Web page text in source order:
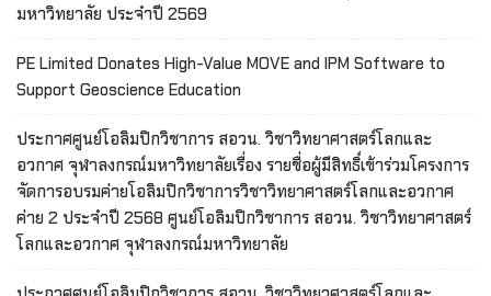
มหาวิทยาลัย ประจำปี 2569
PE Limited Donates High-Value MOVE and IPM Software to
Support Geoscience Education
ประกาศศูนย์โอลิมปิกวิชาการ สอวน. วิชาวิทยาศาสตร์โลกและ
อวกาศ จุฬาลงกรณ์มหาวิทยาลัยเรื่อง รายชื่อผู้มีสิทธิ์เข้าร่วมโครงการ
จัดการอบรมค่ายโอลิมปิกวิชาการวิชาวิทยาศาสตร์โลกและอวกาศ
ค่าย 2 ประจำปี 2568 ศูนย์โอลิมปิกวิชาการ สอวน. วิชาวิทยาศาสตร์
โลกและอวกาศ จุฬาลงกรณ์มหาวิทยาลัย